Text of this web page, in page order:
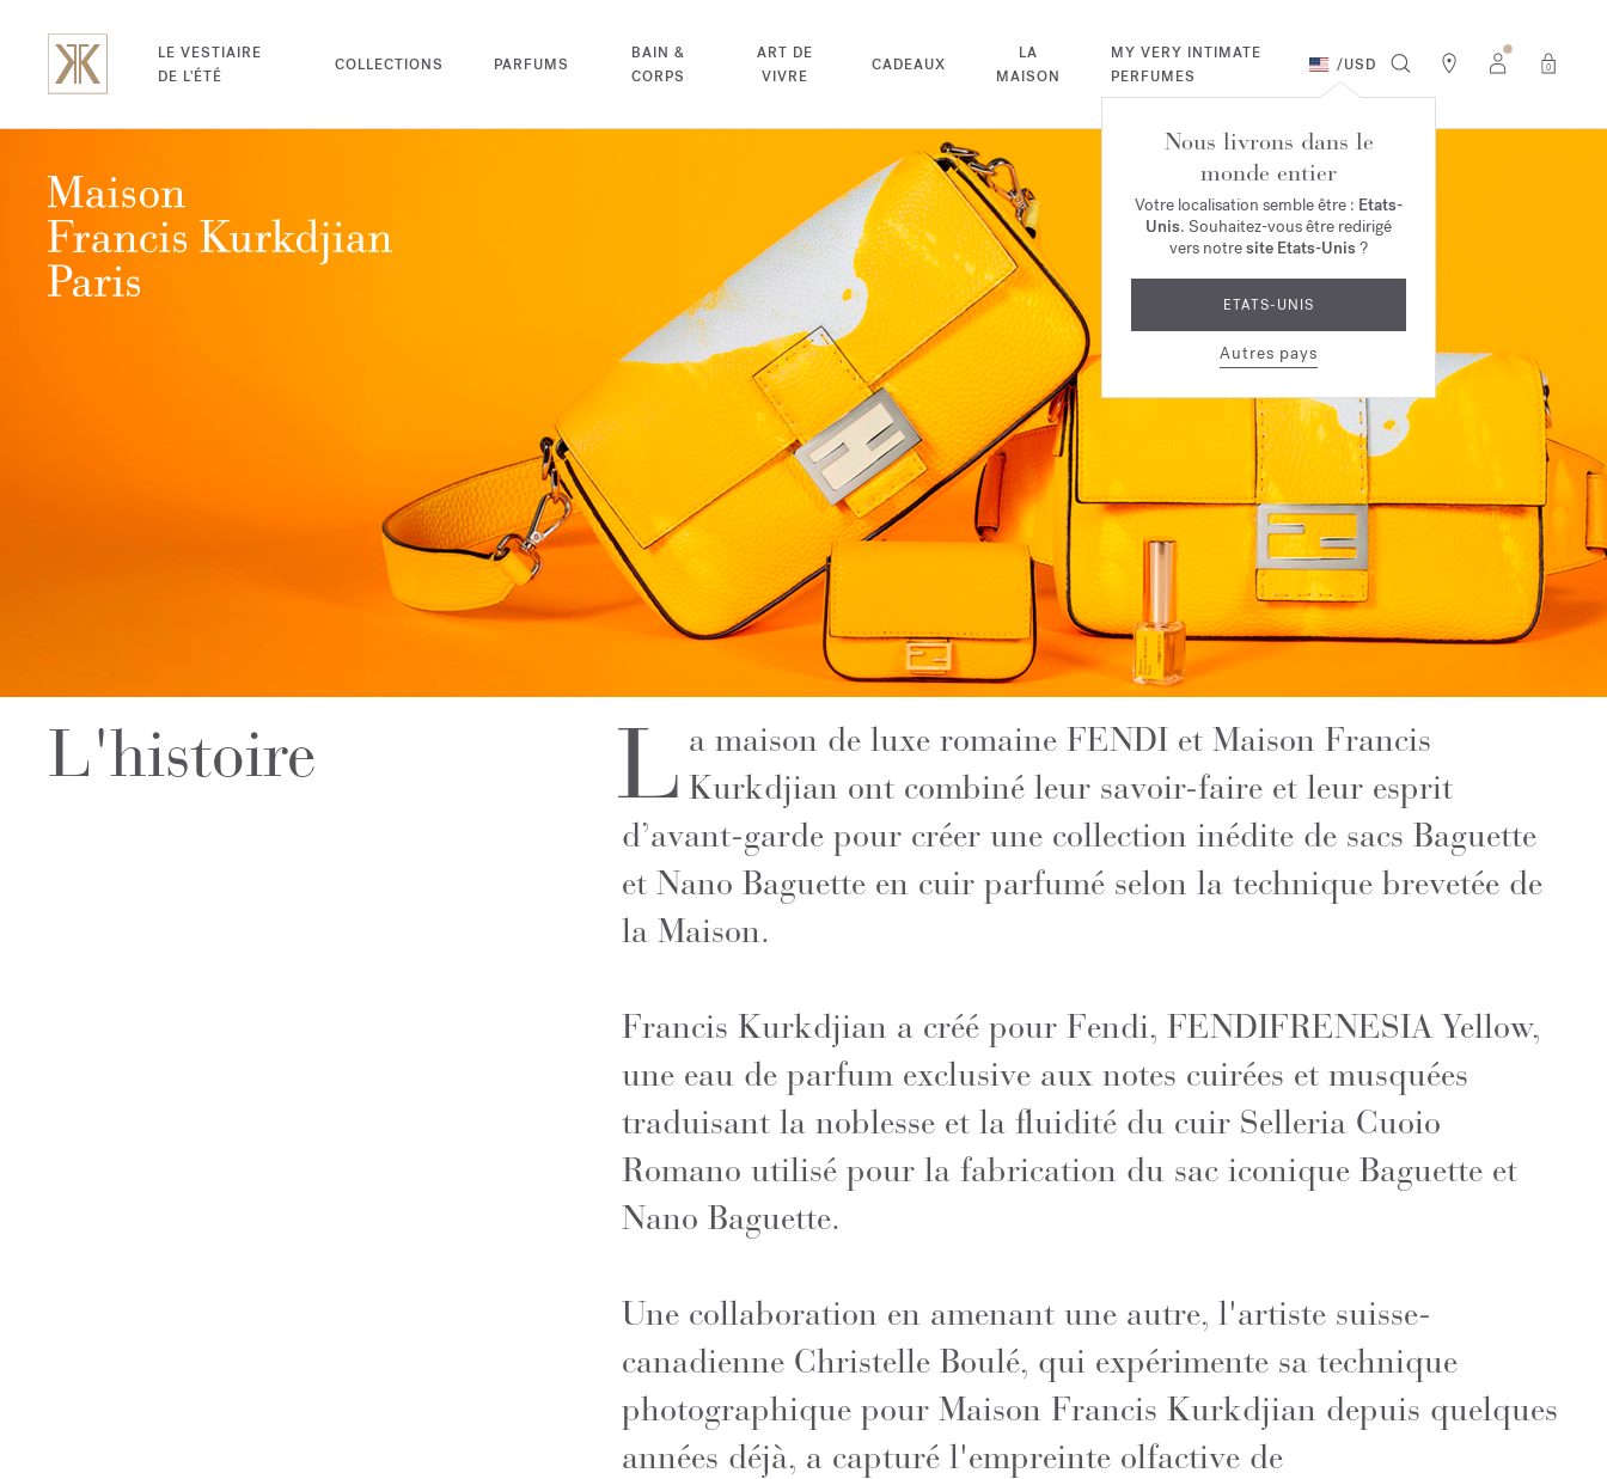
LE VESTIAIRE
DE L'ÉTÉ
COLLECTIONS PARFUMS
BAIN &
CORPS
ART DE
VIVRE
CADEAUX
LA
MAISON
MY VERY INTIMATE
PERFUMES
/USD 0
Nous livrons dans le
monde entier
Votre localisation semble être : Etats-
Unis. Souhaitez-vous être redirigé
vers notresite Etats-Unis ?
ETATS-UNIS
Autres pays
L'histoire L a maison de luxe romaine FENDI et Maison Francis
Kurkdjian ont combiné leur savoir-faire et leur esprit
d’avant-garde pour créer une collection inédite de sacs Baguette
et Nano Baguette en cuir parfumé selon la technique brevetée de
la Maison.
Francis Kurkdjian a créé pour Fendi, FENDIFRENESIA Yellow,
une eau de parfum exclusive aux notes cuirées et musquées
traduisant la noblesse et la fluidité du cuir Selleria Cuoio
Romano utilisé pour la fabrication du sac iconique Baguette et
Nano Baguette.
Une collaboration en amenant une autre, l'artiste suisse-
canadienne Christelle Boulé, qui expérimente sa technique
photographique pour Maison Francis Kurkdjian depuis quelques
années déjà, a capturé l'empreinte olfactive de